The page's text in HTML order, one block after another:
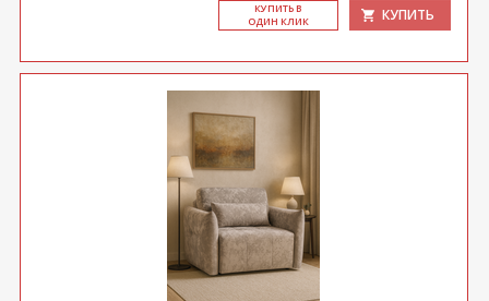
КУ­ПИТЬ В
ОДИН КЛИК
КУПИТЬ